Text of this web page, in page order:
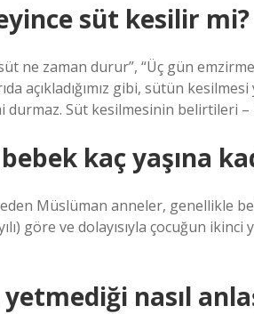
süt kesilir mi?
ne zaman durur”, “Üç gün
açıkladığımız gibi, sütün
durmaz. Süt kesilmesinin belirtileri
kaç yaşına
Müslüman anneler, genellikle
göre ve dolayısıyla çocuğun
nasıl